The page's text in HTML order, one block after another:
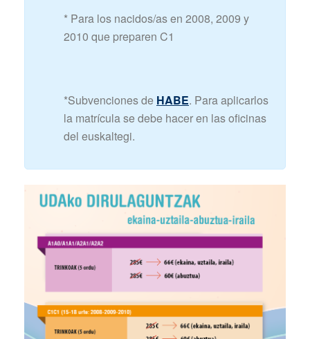
* Para los nacidos/as en 2008, 2009 y
2010 que preparen C1
*Subvenciones de HABE. Para aplicarlos
la matrícula se debe hacer en las oficinas
del euskaltegi.